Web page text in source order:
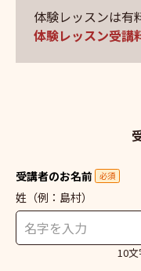
体験レッスンは有
体験レッスン受講
受講者のお名前 必須
姓 （例：島村）
10